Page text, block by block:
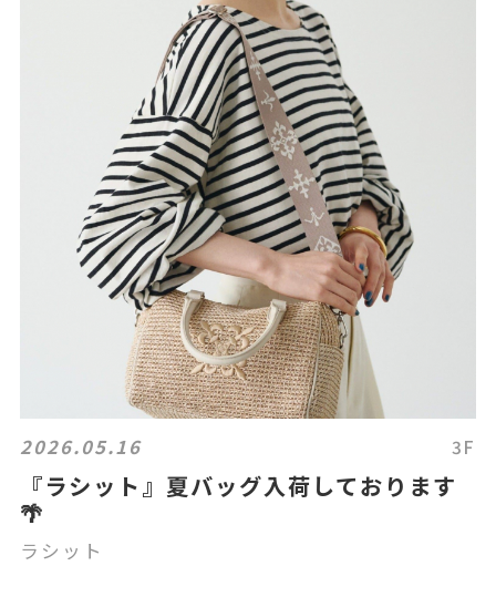
2026.05.16 3F
『ラシット』夏バッグ入荷しております
🌴
ラシット